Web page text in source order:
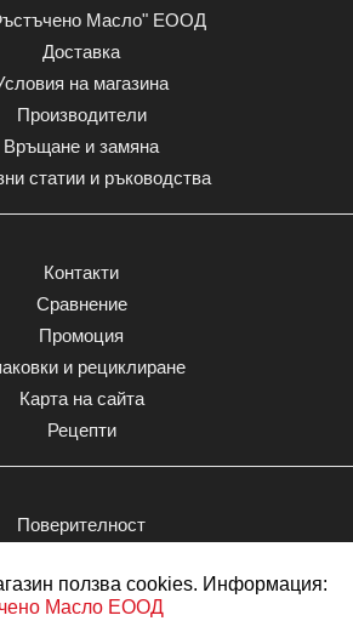
ползва cookies. Информация:
Масло ЕООД
Масло" ЕООД
Доставка
на магазина
Производители
Връщане и замяна
статии и ръководства
Контакти
Сравнение
Промоция
и рециклиране
Карта на сайта
Рецепти
Поверителност
Поръчки